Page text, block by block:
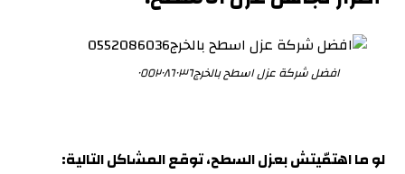
افضل شركة عزل اسطح بالخرج٠٥٥٢٠٨٦٠٣٦
لو ما اهتمّيتش بعزل السطح، توقع المشاكل التالية: